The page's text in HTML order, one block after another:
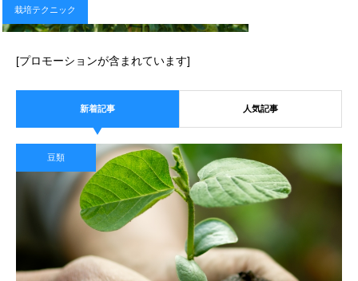
栽培テクニック
2026.08.08
初心者が米ぬかで発酵させるぼかし
肥料の作り方！手軽に栄養満点の肥
料を
[プロモーションが含まれています]
新着記事 人気記事
豆類